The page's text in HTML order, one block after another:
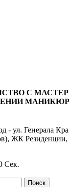
С
МАНИКЮР
ул. Генерала
ЖК
Сек.
Поиск